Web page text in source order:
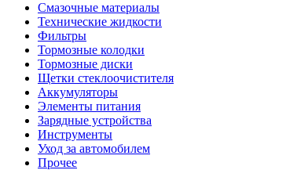
Смазочные материалы
Технические жидкости
Фильтры
Тормозные колодки
Тормозные диски
Щетки стеклоочистителя
Аккумуляторы
Элементы питания
Зарядные устройства
Инструменты
Уход за автомобилем
Прочее